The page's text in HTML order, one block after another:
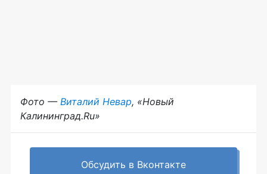
Фото — Виталий Невар, «Новый
Калининград.Ru»
Обсудить в Вконтакте